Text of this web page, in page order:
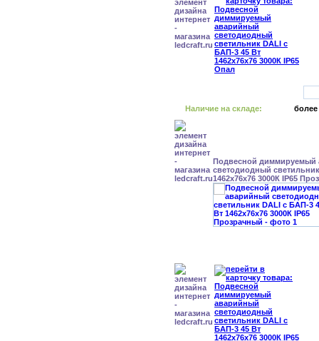
Наличие на складе: более
Подвесной диммируемый
светодиодный
1462x76x76 3000К IP65